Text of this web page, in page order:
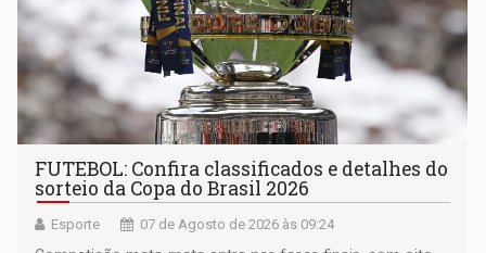
FUTEBOL: Confira classificados e detalhes do
sorteio da Copa do Brasil 2026
Esporte 07 de Agosto de 2026 às 09:24